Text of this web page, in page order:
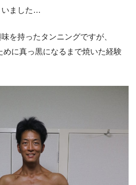
いました…
を持ったタンニングですが、
めに真っ黒になるまで焼いた経験